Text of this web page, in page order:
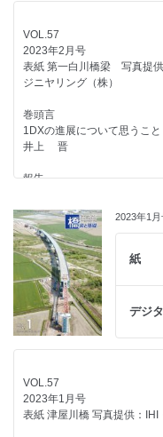
モニターより
「橋梁と基礎」4月号を読んで
外国語豆知識
石塚 敬之
広告企画
組
会
カプセルホウ・パイラ
編集後記
山東 徹生
外国語豆知識
冗長な言葉 ～ JIS規格，free
石塚 敬之
「橋梁と基礎」3月号を読んで
広告企画
下村 匠
細川 良美/赤峰 康人/水野 弘二
高力ボルト摩擦接合継手試
回転法編）
球面振り子支承を用いた我
─ 東海北陸自動車道 清水高
浮世絵を彩った橋
第14回 十六橋・十綱橋
紅林 章央
海外文献紹介
130年の時を経て更新され
─ 西ベンガル州コルカタ／イ
駒場 駿介
─ 首都高速1号羽田線高速大
安井 雅士/王 サイ/吉田 啓三/
VOL.57
2023年2月号
表紙 第一白川橋梁 写真提
ジニヤリング（株）
巻頭言
1DXの進展について思うこと
井上 晋
報告
森谷 和貴/村上 正喜/北川 淳
追 悼
矢作 樞 第2代編集委員長の追
池田 尚治
特集 橋梁基礎（下部工）の進
特集趣旨
特集
道路橋基礎の変遷
七澤 利明
2023年1
紙
デジ
VOL.57
2023年1月号
表紙 津屋川橋 写真提供：